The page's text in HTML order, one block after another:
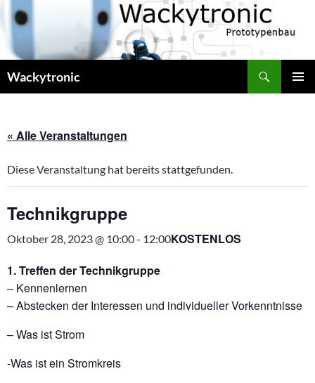
Zum
Inhalt
Wackytronic
« Alle Veranstaltungen
Diese Veranstaltung hat bereits stattgefunden.
Technikgruppe
Oktober 28, 2023 @ 10:00- 12:00KOSTENLOS
1. Treffen der Technikgruppe
– Kennenlernen
– Abstecken der Interessen und individueller Vorkenntnisse
– Was ist Strom
-Was ist ein Stromkreis